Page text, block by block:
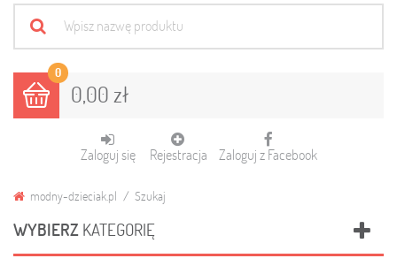
0
0,00 zł
Zaloguj się Rejestracja Zaloguj z Facebook
modny-dzieciak.pl Szukaj
WYBIERZ KATEGORIĘ